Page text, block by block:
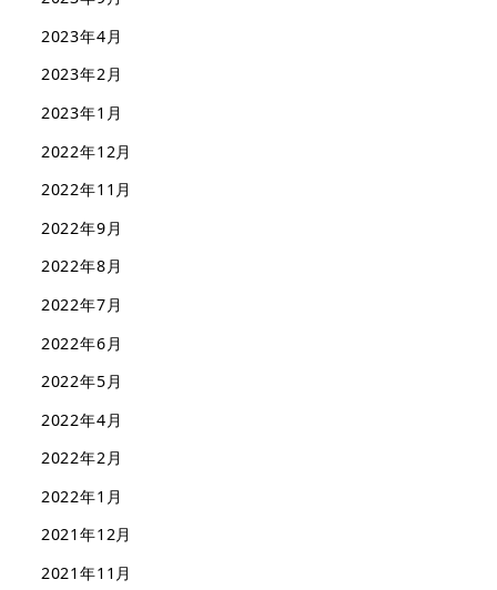
2023年4月
2023年2月
2023年1月
2022年12月
2022年11月
2022年9月
2022年8月
2022年7月
2022年6月
2022年5月
2022年4月
2022年2月
2022年1月
2021年12月
2021年11月